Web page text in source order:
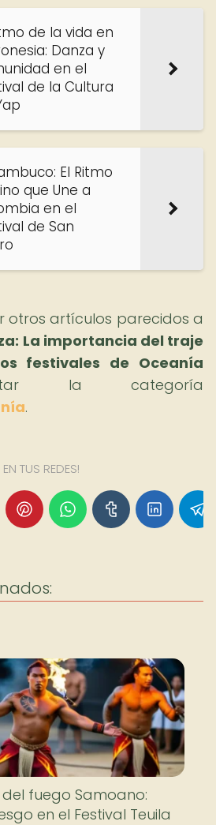
de la vida en
Danza y
en el
de la Cultura
El Ritmo
que Une a
en el
de San
otros artículos parecidos a
La importancia del traje
festivales de Oceanía
la categoría
.
TUS REDES!
fuego Samoano:
en el Festival Teuila